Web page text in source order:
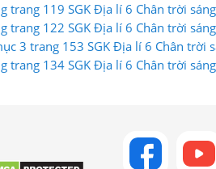
trang 119 SGK Địa lí 6 Chân trời
trang 122 SGK Địa lí 6 Chân trời
3 trang 153 SGK Địa lí 6 Chân trời
trang 134 SGK Địa lí 6 Chân trời